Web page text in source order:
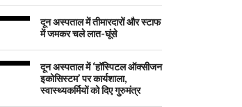
दून अस्पताल में तीमारदारों और स्टाफ
में जमकर चले लात-घूंसे
दून अस्पताल में ‘हॉस्पिटल ऑक्सीजन
इकोसिस्टम’ पर कार्यशाला,
स्वास्थ्यकर्मियों को दिए गुरुमंत्र